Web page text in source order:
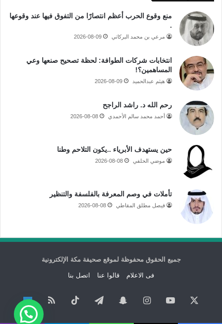
منع وقوع الحرب أعظم انتصارًا من التفوق فيها عند وقوعها
.
مرعي بن محمد البركاتي 2026-08-09
انتخابات شركات الطوافة: لحظة تصحيح صنعها وعي
المساهمين؟!
هيثم عبدالحميد 2026-08-09
رحم الله د. راشد الراجح
أحمد محمد سالم الأحمدي 2026-08-08
حين يستهدف الأبرياء ..يكون التلاحم وطنا
موضي الحلفي 2026-08-08
تأملات في وصم المعرفة بالفلسفة والتنظير
فيصل مطلق المقاطي 2026-08-08
جميع الحقوق محفوظة لموقع صحيفة مكة الإلكترونية
فى الاعلام قالوا عنا اتصل بنا
‫YouTubeانستقرامسناب تيلقرام ‫TikTok ملخص